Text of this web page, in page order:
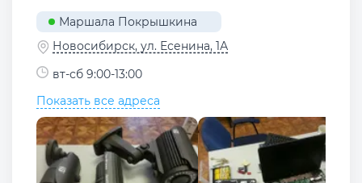
Маршала Покрышкина
Новосибирск, ул. Есенина, 1А
вт-сб 9:00-13:00
Показать все адреса